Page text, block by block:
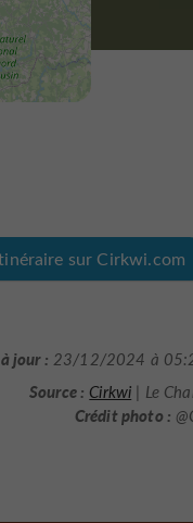
sur Cirkwi.com
jour : 23/12/2024 à
Source : Cirkwi | Le
Crédit photo :